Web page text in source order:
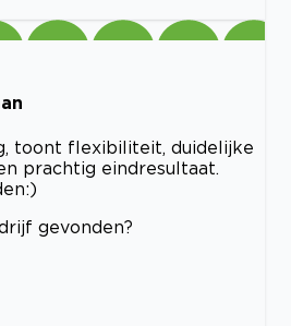
toont flexibiliteit, duidelijke
prachtig eindresultaat.
gevonden?